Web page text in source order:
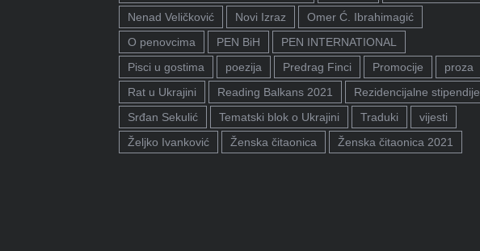
Nenad Veličković
Novi Izraz
Omer Ć. Ibrahimagić
O penovcima
PEN BiH
PEN INTERNATIONAL
Pisci u gostima
poezija Predrag Finci Promocije
proza
Rat u Ukrajini
Reading Balkans 2021
Rezidencijalne stipendije
Srđan Sekulić
Tematski blok o Ukrajini Traduki
vijesti
Željko Ivanković
Ženska čitaonica Ženska čitaonica 2021